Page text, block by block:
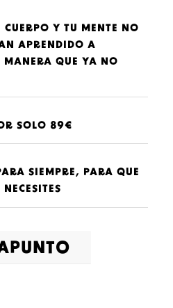
CUERPO Y TU MENTE NO
APRENDIDO A
QUE YA NO
SOLO 89€
SIEMPRE, PARA QUE